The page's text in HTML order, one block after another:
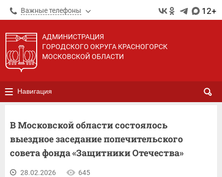
Важные телефоны 12+
АДМИНИСТРАЦИЯ
ГОРОДСКОГО ОКРУГА КРАСНОГОРСК
МОСКОВСКОЙ ОБЛАСТИ
Навигация
В Московской области состоялось
выездное заседание попечительского
совета фонда «Защитники Отечества»
28.02.2026 645